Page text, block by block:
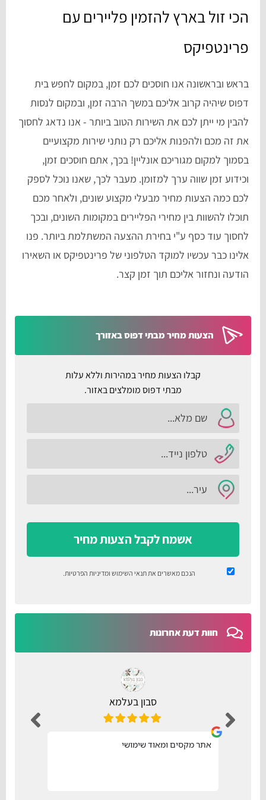
הכי זול בארץ להזמין פליירים עם
פרינטפיקס
בראש ובראשונה אנו חוסכים לכם זמן, במקום לחפש בית
דפוס שיהיה קרוב אליכם במשך הרבה זמן, ובמקום לנסות
להבין מי ייתן לכם את השירות הטוב ביותר - אנו נדאג לחסוך
את זה מכם ולהפנות אליכם רק נותני שירות מקצועיים
בסמוך למקום מגוריכם אונליין! בכך, אתם חוסכים זמן,
וכידוע זמן שווה ערך למזומן. מעבר לכך, שאנו נוכל לספק
לכם כמה הצעות מחיר מבעלי מקצוע שונים, ולאחר מכם
תוכלו להשוות בין מחירי הפליירים במקומות השונים, ובכך
לחסוך עוד כסף ע"י בחירת ההצעה המשתלמת ביותר. פנו
אלינו כבר עכשיו למוקד הטלפוני של פרינטפיקס או השאירו
הודעה ונחזור אליכם תוך זמן קצר.
הצעות מחיר מבתי דפוס באזורך
קבלו הצעות מחיר במהירות וללא עלות
מבתי דפוס מומלצים באזור.
אשמח לקבל הצעות מחיר
הנכם מאשרים את תנאי השימוש ומדיניות הפרטיות
חוות דעת אחרונות
סבון בעלמא
אתר מקסים ומאוד שימושי